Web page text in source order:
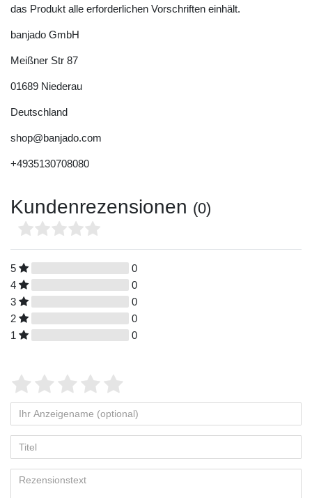
das Produkt alle erforderlichen Vorschriften einhält.
banjado GmbH
Meißner Str 87
01689 Niederau
Deutschland
shop@banjado.com
+4935130708080
Kundenrezensionen (0)
5
0
4
0
3
0
2
0
1
0